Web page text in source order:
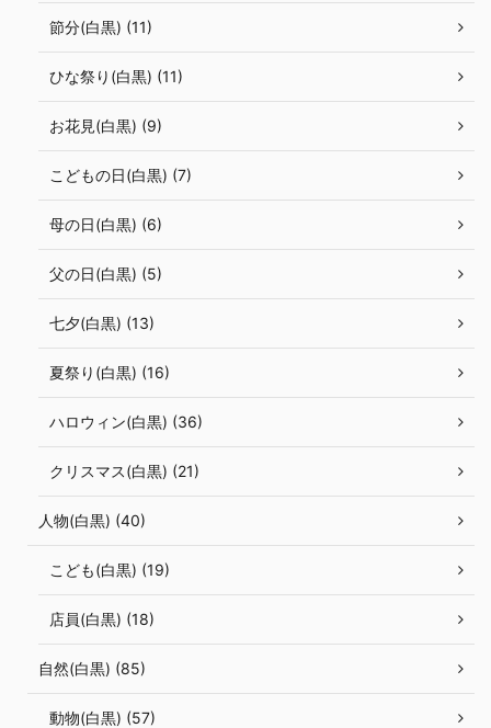
節分(白黒) (11)
ひな祭り(白黒) (11)
お花見(白黒) (9)
こどもの日(白黒) (7)
母の日(白黒) (6)
父の日(白黒) (5)
七夕(白黒) (13)
夏祭り(白黒) (16)
ハロウィン(白黒) (36)
クリスマス(白黒) (21)
人物(白黒) (40)
こども(白黒) (19)
店員(白黒) (18)
自然(白黒) (85)
動物(白黒) (57)